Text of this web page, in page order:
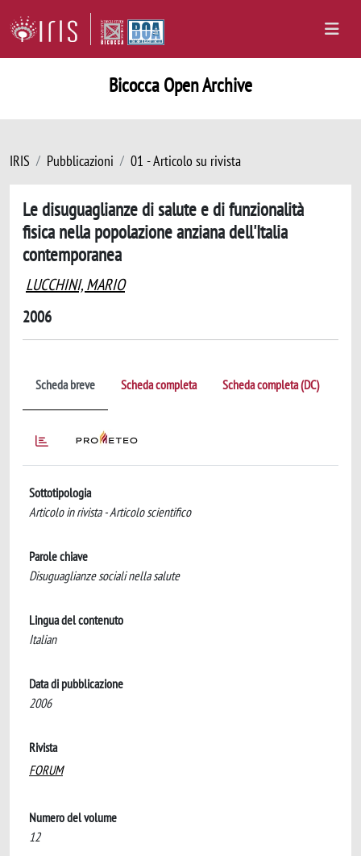
Bicocca Open Archive
IRIS Pubblicazioni 01 - Articolo su rivista
Le disuguaglianze di salute e di funzionalità
fisica nella popolazione anziana dell'Italia
contemporanea
LUCCHINI, MARIO
2006
Scheda breve Scheda completa Scheda completa (DC)
Sottotipologia
Articolo in rivista - Articolo scientifico
Parole chiave
Disuguaglianze sociali nella salute
Lingua del contenuto
Italian
Data di pubblicazione
2006
Rivista
FORUM
Numero del volume
12